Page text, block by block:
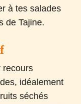
à tes salades
de Tajine.
recours
idéalement
séchés